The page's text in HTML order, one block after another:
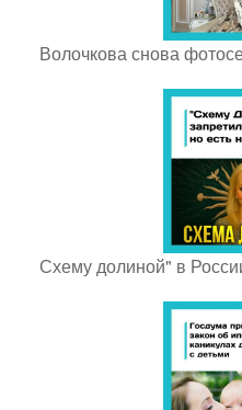
Волочкова снова
Схему долиной" в